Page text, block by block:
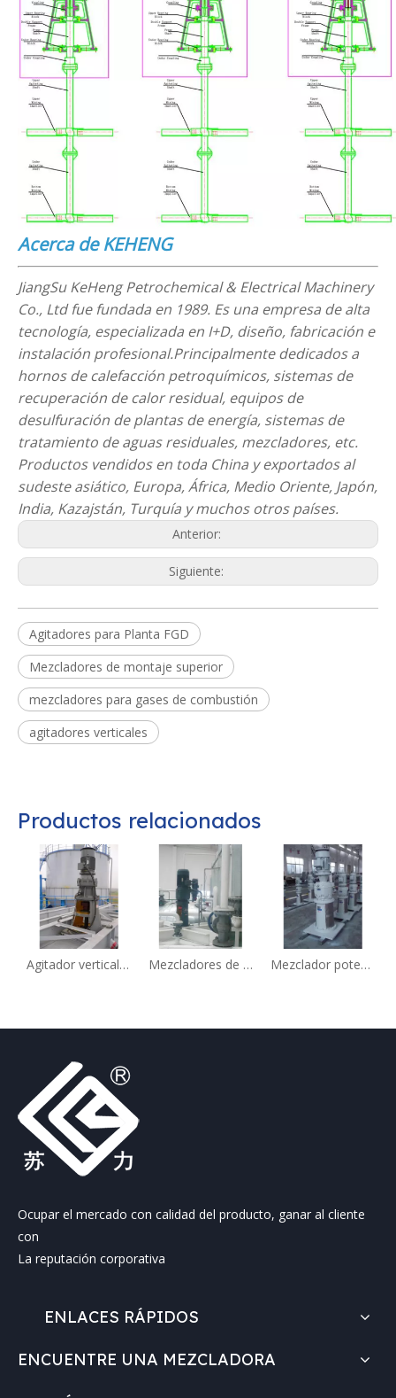
Acerca de KEHENG
JiangSu KeHeng Petrochemical & Electrical Machinery
Co., Ltd fue fundada en 1989. Es una empresa de alta
tecnología, especializada en I+D, diseño, fabricación e
instalación profesional.Principalmente dedicados a
hornos de calefacción petroquímicos, sistemas de
recuperación de calor residual, equipos de
desulfuración de plantas de energía, sistemas de
tratamiento de aguas residuales, mezcladores, etc.
Productos vendidos en toda China y exportados al
sudeste asiático, Europa, África, Medio Oriente, Japón,
India, Kazajstán, Turquía y muchos otros países.
Anterior:
Siguiente:
Agitadores para Planta FGD
Mezcladores de montaje superior
mezcladores para gases de combustión
agitadores verticales
Productos relacionados
Agitador vertical para reactor químico montado en brida Mezcladores de entrada superior para tanque de mezcla de líquidos químicos Mezclador potente de entrada superior con resistencia a la corrosión de 7,5 kw
Ocupar el mercado con calidad del producto, ganar al cliente
con
La reputación corporativa
ENLACES RÁPIDOS
ENCUENTRE UNA MEZCLADORA